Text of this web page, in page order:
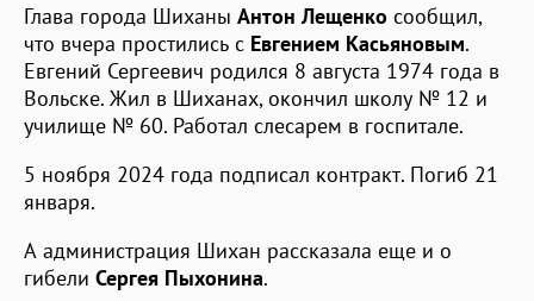
Глава города Шиханы Антон Лещенко сообщил,
что вчера простились с Евгением Касьяновым.
Евгений Сергеевич родился 8 августа 1974 года в
Вольске. Жил в Шиханах, окончил школу № 12 и
училище № 60. Работал слесарем в госпитале.
5 ноября 2024 года подписал контракт. Погиб 21
января.
А администрация Шихан рассказала еще и о
гибели Сергея Пыхонина.